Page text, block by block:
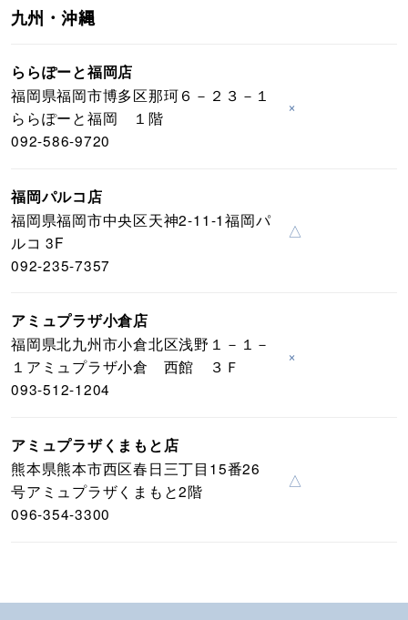
九州・沖縄
ららぽーと福岡店
福岡県福岡市博多区那珂６－２３－１
ららぽーと福岡 １階
092-586-9720
×
福岡パルコ店
福岡県福岡市中央区天神2-11-1福岡パ
ルコ 3F
092-235-7357
△
アミュプラザ小倉店
福岡県北九州市小倉北区浅野１－１－
１アミュプラザ小倉 西館 ３Ｆ
093-512-1204
×
アミュプラザくまもと店
熊本県熊本市西区春日三丁目15番26
号アミュプラザくまもと2階
096-354-3300
△